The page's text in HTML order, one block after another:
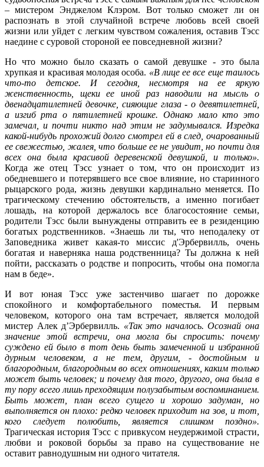
– мистером Энджелом Клэром. Вот только сможет ли он
распознать в этой случайной встрече любовь всей своей
жизни или уйдет с легким чувством сожаления, оставив Тэсс
наедине с суровой стороной ее повседневной жизни?
Но что можно было сказать о самой девушке - это была
хрупкая и красивая молодая особа. «В лице ее все еще таилось
что-то детское. И сегодня, несмотря на ее яркую
женственность, щеки ее иной раз наводили на мысль о
двенадцатилетней девочке, сияющие глаза - о девятилетней,
а изгиб рта о пятилетней крошке. Однако мало кто это
замечал, и почти никто над этим не задумывался. Изредка
какой-нибудь прохожий долго смотрел ей в след, очарованный
ее свежестью, жалея, что больше ее не увидит, но почти для
всех она была красивой деревенской девушкой, и только».
Когда же отец Тэсс узнает о том, что он происходит из
обедневшего и потерявшего все свое влияние, но старинного
рыцарского рода, жизнь девушки кардинально меняется. По
трагическому стечению обстоятельств, а именно погибает
лошадь, на которой держалось все благосостояние семьи,
родители Тэсс были вынуждены отправить ее в резиденцию
богатых родственников. «Знаешь ли ты, что неподалеку от
Заповедника живет какая-то миссис д'Эрбервилль, очень
богатая и наверняка наша родственница? Ты должна к ней
пойти, рассказать о родстве и попросить, чтобы она помогла
нам в беде».
И вот юная Тэсс уже застенчиво шагает по дорожке
спокойного и комфортабельного поместья. И первым
человеком, которого она там встречает, является молодой
мистер Алек д’Эрбервилль. «Так это началось. Осознай она
значение этой встречи, она могла бы спросить: почему
суждено ей было в тот день быть замеченной и избранной
дурным человеком, а не тем, другим, - достойным и
благородным, благородным во всех отношениях, каким только
может быть человек; и почему для того, другого, она была в
ту пору всего лишь преходящим полузабытым воспоминанием.
Быть может, план всего сущего и хорошо задуман, но
выполняется он плохо: редко человек приходит на зов, и тот,
кого следует полюбить, является слишком поздно».
Трагическая история Тэсс с привкусом неудержимой страсти,
любви и роковой борьбы за право на существование не
оставит равнодушным ни одного читателя.